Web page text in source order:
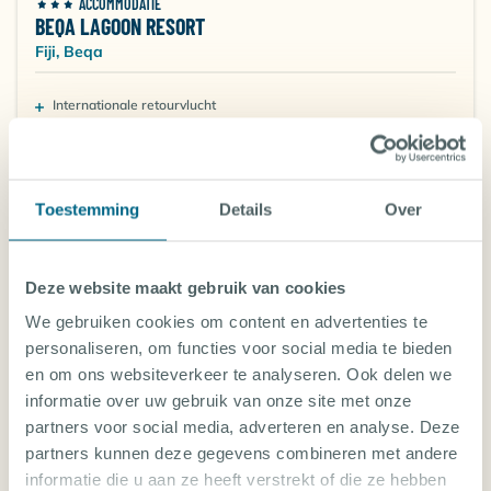
Toestemming Details Over
Deze website maakt gebruik van cookies
We gebruiken cookies om content en advertenties te
personaliseren, om functies voor social media te bieden
en om ons websiteverkeer te analyseren. Ook delen we
informatie over uw gebruik van onze site met onze
partners voor social media, adverteren en analyse. Deze
partners kunnen deze gegevens combineren met andere
informatie die u aan ze heeft verstrekt of die ze hebben
duiken ontdek je indrukwekkende zachte koralen in
paarse, roze en oranje tinten, scholen barracuda’s,
murenen worden regelmatig gespot. De combinatie
van actie en kleurrijke riffen maakt Beqa tot een van
de meest veelzijdige duikbestemmingen van Fiji.
overzichtelijk van opzet. Zowel gevorderde als minder
ervaring.
Duikvakantie Beqa
Een duikvakantie op Beqa draait om natuur, avontuur
en authentieke eilandbeleving. Het eiland is klein,
groen en traditioneel Fijiaans. Hier geen
massatoerisme, maar rust, jungle en kleine dorpen
waar het dagelijkse leven nog centraal staat.
ACCOMMODATIE
BEQA LAGOON RESORT
Fiji, Beqa
Internationale retourvlucht
Vragen? Onze duikreis
specialisten staan voor je klaar!